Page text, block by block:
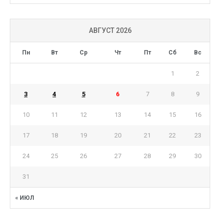
АВГУСТ 2026
Пн Вт Ср Чт Пт Сб Вс
« ИЮЛ
1 2
3 4 5 6 7 8 9
10 11 12 13 14 15 16
17 18 19 20 21 22 23
24 25 26 27 28 29 30
31